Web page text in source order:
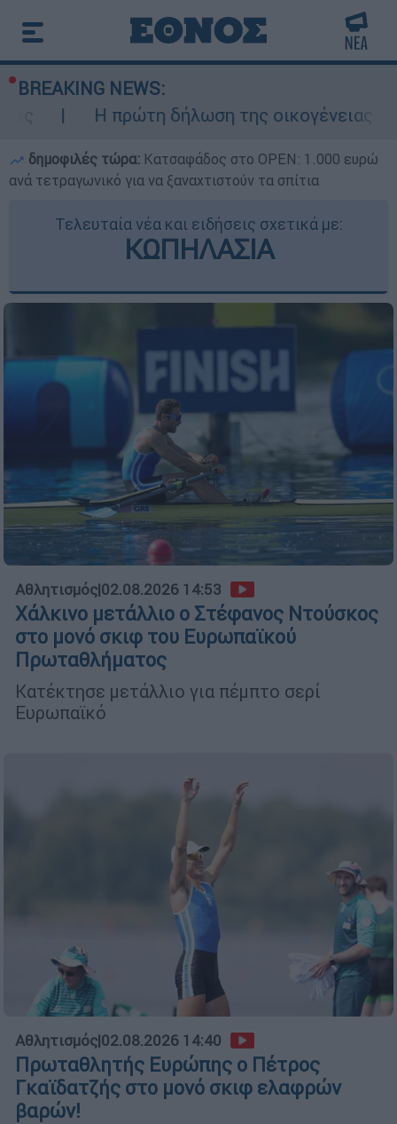
BREAKING NEWS:
πρώτη δήλωση της οικογένειας της
δημοφιλές τώρα: Κατσαφάδος στο OPEN: 1.000 ευρώ
ανά τετραγωνικό για να ξαναχτιστούν τα σπίτια
Τελευταία νέα και ειδήσεις σχετικά με:
ΚΩΠΗΛΑΣΙΑ
Αθλητισμός|02.08.2026 14:53
Χάλκινο μετάλλιο ο Στέφανος Ντούσκος
στο μονό σκιφ του Ευρωπαϊκού
Πρωταθλήματος
Κατέκτησε μετάλλιο για πέμπτο σερί
Ευρωπαϊκό
Αθλητισμός|02.08.2026 14:40
Πρωταθλητής Ευρώπης ο Πέτρος
Γκαϊδατζής στο μονό σκιφ ελαφρών
βαρών!